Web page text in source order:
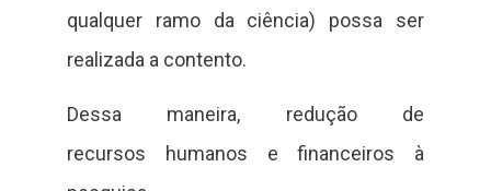
qualquer ramo da ciência) possa ser
realizada a contento.
Dessa maneira, redução de
recursos humanos e financeiros à